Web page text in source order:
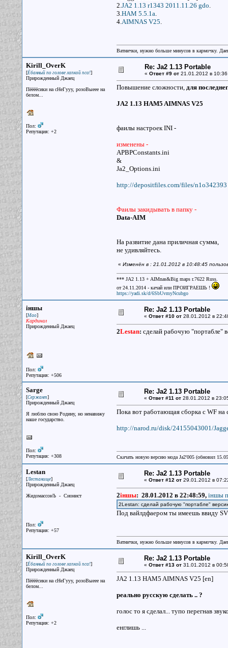
2.JA2 1.13 r1343 2011.11.26 gdo.
3.HAM 5.5.1a.
4.AIMNAS V25.
Ватнички, нужно больше минусов в кармочку.
Kirill_OverK
[Ёбанный по голове лапкой пса!]
Прирожденный Джаец
Пёёёёсики на сНеГууу, розоВыеее на
белом...
Пол:
Репутация: +2
Re: Ja2 1.13 Portable
« Ответ #9 от21.01.2012 в
Повышение сложности, для
JA2 1.13 HAM5 AIMNAS V25
фаилы настроек INI -
изменены -
APBPConstants.ini
&
Ja2_Options.ini
http://depositfiles.com/files/n1o342393
Фаилы закидывать в папку -
Data-AIM
На развитие дана приличная сумма,
не удивляйтесь.
« Изменён в : 21.01.2012 в 10:48:45
*** JA2 1.13 + AIMnas&Big maps r.7622 Russ.
от 24.11.2014 - качай или ПРОИГРАЕШЬ !
https://yadi.sk/d/6SbUvmyNcubgo
iншы
[Мао]
Кардинал
Прирожденный Джаец
Пол:
Репутация: +506
Re: Ja2 1.13 Portable
« Ответ #10 от28.01.2012 в
2Lestan: сделай рабочую "портабле"
Sarge
[Сержант]
Прирожденный Джаец
Я люблю свою Родину, но ненавижу
наше государство.
Пол:
Репутация: +308
Re: Ja2 1.13 Portable
« Ответ #11 от28.01.2012 в
Пока вот работающая сборка с WF
http://narod.ru/disk/24155043001/
Скачать новую версию мода Ja2'005 (обновил
Lestan
[Лестанище]
Прирожденный Джаец
ЖидомассонЪ - Сионист
Пол:
Репутация: +57
Re: Ja2 1.13 Portable
« Ответ #12 от29.01.2012 в
2iншы: 28.01.2012 в 22:48:59, iншы
2Lestan: сделай рабочую "портабле"
Под вайлдфаером ты имеешь ввиду
Ватнички, нужно больше минусов в кармочку.
Kirill_OverK
[Ёбанный по голове лапкой пса!]
Прирожденный Джаец
Пёёёёсики на сНеГууу, розоВыеее на
белом...
Пол:
Репутация: +2
Re: Ja2 1.13 Portable
« Ответ #13 от31.01.2012 в
JA2 1.13 HAM5 AIMNAS V25 [en]
реально русскую сделать .. ?
голос то я сделал... тупо перегнав
енглишь ...